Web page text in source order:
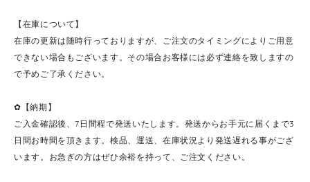
【在庫について】
在庫の更新は随時行っておりますが、ご注文のタイミングによりご用意
できない場合もございます。その場合お客様には必ず連絡を致しますの
で予めご了承ください。
✿【納期】
ご入金確認後、7日間程で発送いたします。発送からお手元に届くまで3
日間お時間を頂きます。検品、運送、在庫状況より発送遅れる事がござ
います。お急ぎの方はぜひ余裕を持って、ご注文ください。